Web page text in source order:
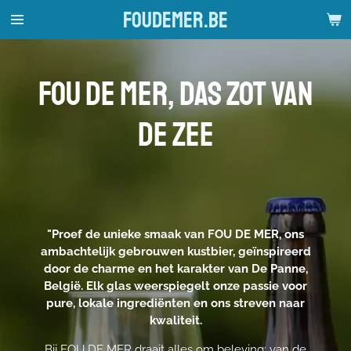
Ga
hoofdinhoud
foudemer.be
fou de mer, DAS ZOT VAN
DE ZEE
"Proef de unieke smaak van FOU DE MER, ons
ambachtelijk gebrouwen kustbier, geïnspireerd
door de charme en het karakter van De Panne,
België. Elk glas weerspiegelt onze passie voor
pure, lokale ingrediënten en ons streven naar
kwaliteit.